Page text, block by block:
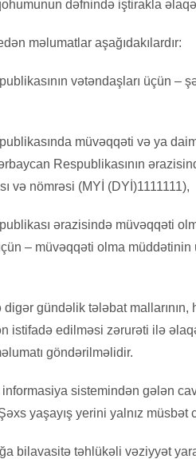
dəfnində iştirakla
məlumatlar aşağıdakılardır:
vətəndaşları üçün
müvəqqəti və ya
Respublikasının
və nömrəsi (MYİ (DYİ)1111111),
ərazisində müvəqqəti
– müvəqqəti olma müddətinin
gündəlik tələbat
istifadə edilməsi zərurəti ilə
göndərilməlidir.
sistemindən gələn
yaşayış yerini yalnız müsbət
bilavasitə təhlükəli vəziyyət